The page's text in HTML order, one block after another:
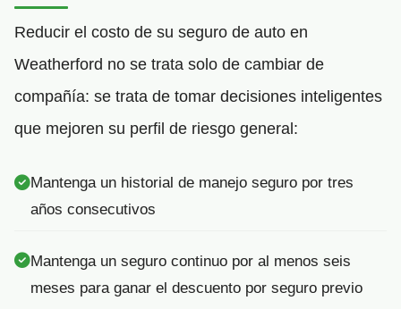
Reducir el costo de su seguro de auto en
Weatherford no se trata solo de cambiar de
compañía: se trata de tomar decisiones inteligentes
que mejoren su perfil de riesgo general:
Mantenga un historial de manejo seguro por tres
años consecutivos
Mantenga un seguro continuo por al menos seis
meses para ganar el descuento por seguro previo